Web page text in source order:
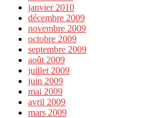
janvier 2010
décembre 2009
novembre 2009
octobre 2009
septembre 2009
août 2009
juillet 2009
juin 2009
mai 2009
avril 2009
mars 2009